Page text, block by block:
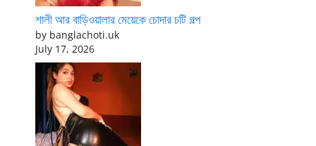
শালী আর বাড়িওয়ালার মেয়েকে চোদার চটি গল্প
by banglachoti.uk
July 17, 2026